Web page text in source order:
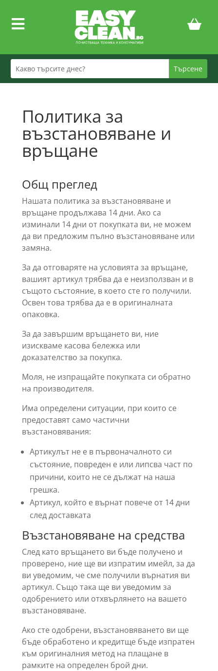

Политика за
възстановяване и
връщане
Общ преглед
Нашата политика за възстановяване и
връщане продължава 14 дни. Ако са
изминали 14 дни от покупката ви, не можем
да ви предложим пълно възстановяване или
замяна.
За да отговаряте на условията за връщане,
вашият артикул трябва да е неизползван и в
същото състояние, в което сте го получили.
Освен това трябва да е в оригиналната
опаковка.
За да завършим връщането ви, ние
изискваме касова бележка или
доказателство за покупка.
Моля, не изпращайте покупката си обратно
на производителя.
Има определени ситуации, при които се
предоставят само частични
възстановявания:
Артикулът не е в първоначалното си
състояние, повреден е или липсва част по
причини, които не се дължат на наша
грешка.
Артикул, който е върнат повече от 14 дни
след доставката
Възстановяване на средства
След като връщането ви бъде получено и
проверено, ние ще ви изпратим имейл, за да
ви уведомим, че сме получили върнатия ви
артикул. Също така ще ви уведомим за
одобрението или отхвърлянето на вашето
възстановяване.
Ако сте одобрени, възстановяването ви ще
бъде обработено и кредитще бъде изпратен
към оригиналния метод на плащане в
рамките на определен брой дни.